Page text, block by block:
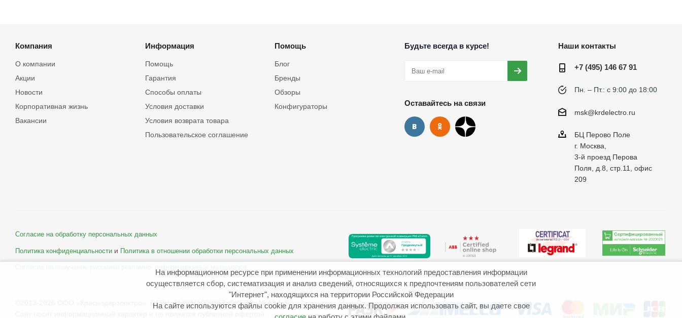
Компания
О компании
Акции
Новости
Корпоративная жизнь
Вакансии
Информация
Помощь
Гарантия
Способы оплаты
Условия доставки
Условия возврата товара
Пользовательское соглашение
Помощь
Блог
Бренды
Обзоры
Конфигураторы
Будьте всегда в курсе!
Оставайтесь на связи
Наши контакты
+7 (495) 146 67 91
Пн. – Пт.: с 9:00 до 18:00
msk@krdelectro.ru
БЦ Перово Поле
г. Москва,
3-й проезд Перова
Поля, д.8, стр.11, офис
209
Согласие на обработку персональных данных
Политика конфиденциальности и Политика в отношении обработки персональных данных
©2013-2026 ООО «Краснодарэлектро» ОГРН: 1132311009357 ОКВЭД: 46.43.1
На информационном ресурсе при применении информационных технологий предоставления информации
осуществляется сбор, систематизация и анализ сведений, относящихся к предпочтениям пользователей сети
"Интернет", находящихся на территории Российской Федерации
На сайте используются файлы cookie для хранения данных. Продолжая использовать сайт, вы даете свое